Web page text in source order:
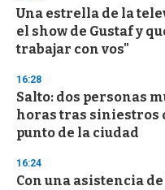
e
c
o
n
Una estrella de la
el show de Gustaf y
trabajar con vos"
16:28
Salto: dos personas
horas tras siniestros
punto de la ciudad
16:24
Con una asistencia